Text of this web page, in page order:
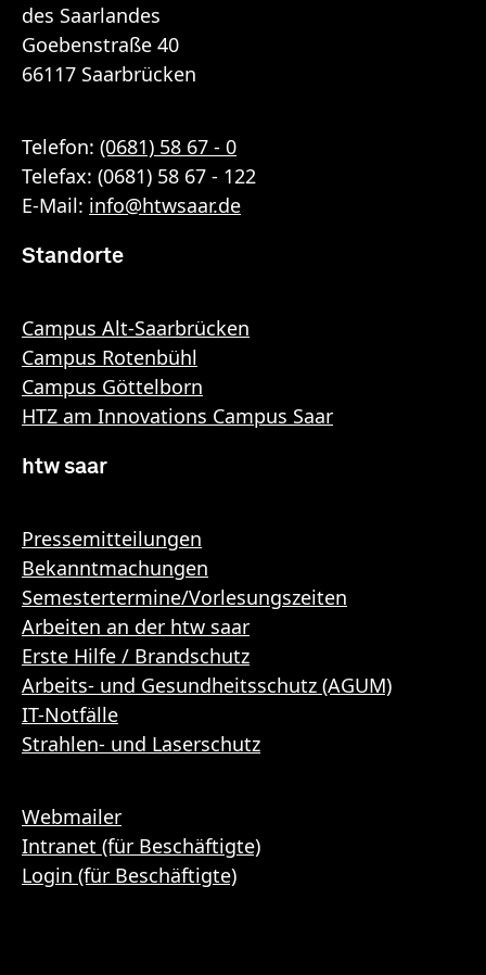
des Saarlandes
Goebenstraße 40
66117 Saarbrücken
Telefon: (0681) 58 67 - 0
Telefax: (0681) 58 67 - 122
E-Mail: info@htwsaar.de
Standorte
Campus Alt-Saarbrücken
Campus Rotenbühl
Campus Göttelborn
HTZ am Innovations Campus Saar
htw saar
Pressemitteilungen
Bekanntmachungen
Semestertermine/Vorlesungszeiten
Arbeiten an der htw saar
Erste Hilfe / Brandschutz
Arbeits- und Gesundheitsschutz (AGUM)
IT-Notfälle
Strahlen- und Laserschutz
Webmailer
Intranet (für Beschäftigte)
Login (für Beschäftigte)